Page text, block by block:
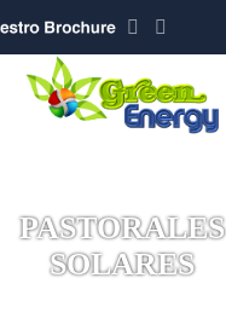
PASTORALES
SOLARES